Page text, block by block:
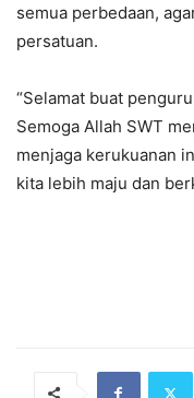
semua perbedaan,
persatuan.
“Selamat buat
Semoga Allah SWT
menjaga kerukuanan
kita lebih maju dan